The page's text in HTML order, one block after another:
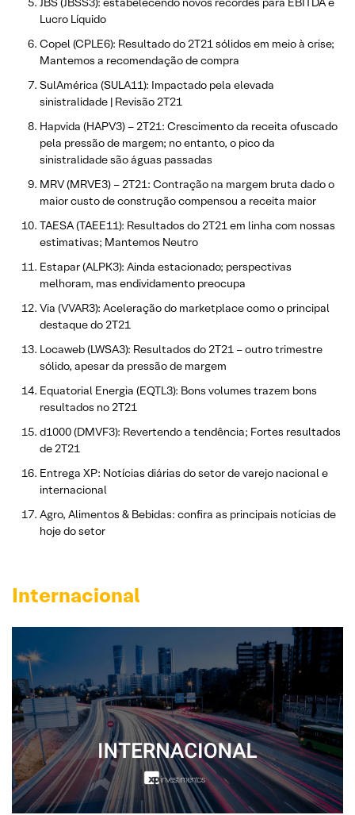
Lucro Líquido
Copel (CPLE6): Resultado do 2T21 sólidos em meio à crise;
Mantemos a recomendação de compra
SulAmérica (SULA11): Impactado pela elevada
sinistralidade | Revisão 2T21
Hapvida (HAPV3) – 2T21: Crescimento da receita ofuscado
pela pressão de margem; no entanto, o pico da
sinistralidade são águas passadas
MRV (MRVE3) – 2T21: Contração na margem bruta dado o
maior custo de construção compensou a receita maior
TAESA (TAEE11): Resultados do 2T21 em linha com nossas
estimativas; Mantemos Neutro
Estapar (ALPK3): Ainda estacionado; perspectivas
melhoram, mas endividamento preocupa
Via (VVAR3): Aceleração do marketplace como o principal
destaque do 2T21
Locaweb (LWSA3): Resultados do 2T21 – outro trimestre
sólido, apesar da pressão de margem
Equatorial Energia (EQTL3): Bons volumes trazem bons
resultados no 2T21
d1000 (DMVF3): Revertendo a tendência; Fortes resultados
de 2T21
Entrega XP: Notícias diárias do setor de varejo nacional e
internacional
Agro, Alimentos & Bebidas: confira as principais notícias de
hoje do setor
Internacional